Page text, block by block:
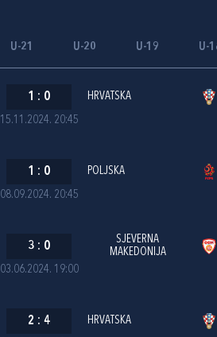
U-21 U-20 U-19 U-
15.11.2024. 20:45
1 : 0 HRVATSKA
08.09.2024. 20:45
1 : 0 POLJSKA
03.06.2024. 19:00
3 : 0
SJEVERNA
MAKEDONIJA
2 : 4 HRVATSKA